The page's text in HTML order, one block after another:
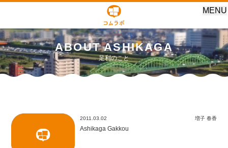
MENU
ABOUT ASHIKAGA
足利のこと
2011.03.02
Ashikaga Gakkou
増子 春香